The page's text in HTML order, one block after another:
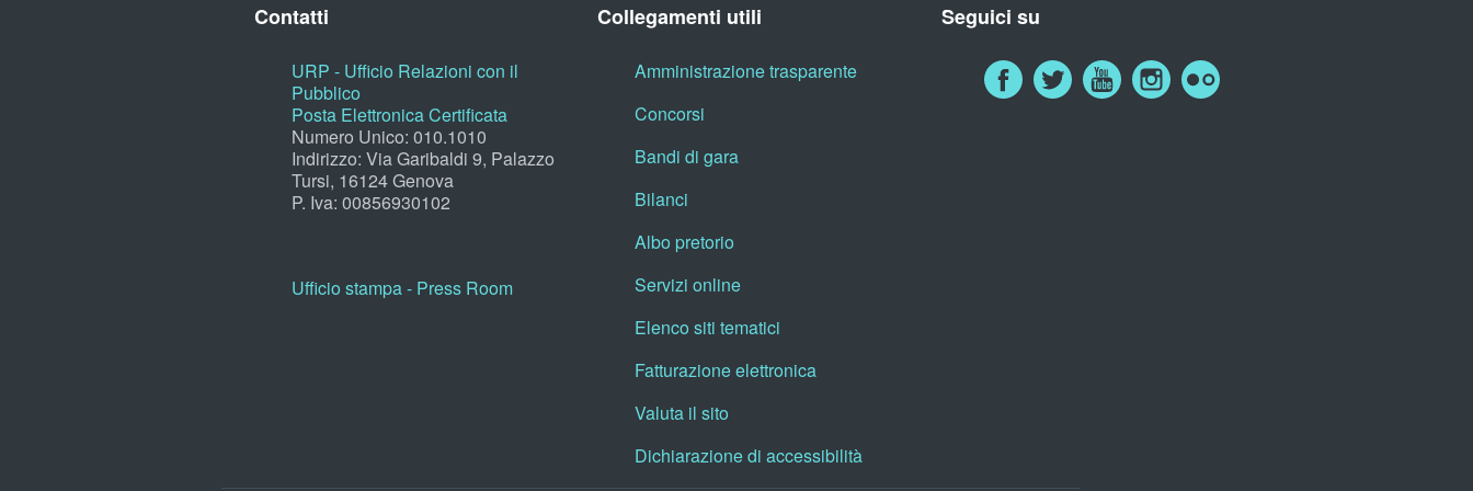
Contatti
URP - Ufficio Relazioni con il
Pubblico
Posta Elettronica Certificata
Numero Unico: 010.1010
Indirizzo: Via Garibaldi 9, Palazzo
Tursi, 16124 Genova
P. Iva: 00856930102
Ufficio stampa - Press Room
Collegamenti utili
Amministrazione trasparente
Concorsi
Bandi di gara
Bilanci
Albo pretorio
Servizi online
Elenco siti tematici
Fatturazione elettronica
Valuta il sito
Dichiarazione di accessibilità
Seguici su